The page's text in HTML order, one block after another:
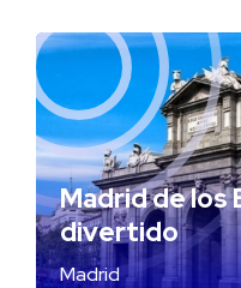
Madrid de los
divertido
Madrid